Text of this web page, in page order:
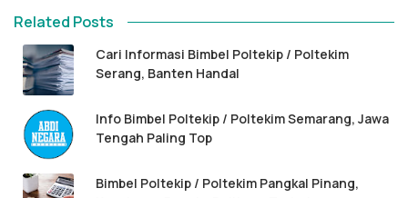
Related Posts
Cari Informasi Bimbel Poltekip / Poltekim
Serang, Banten Handal
Info Bimbel Poltekip / Poltekim Semarang, Jawa
Tengah Paling Top
Bimbel Poltekip / Poltekim Pangkal Pinang,